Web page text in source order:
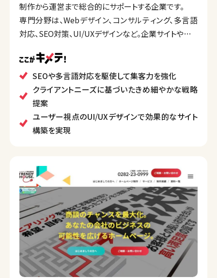
制作から運営まで総合的にサポートする企業です。
専門分野は、Webデザイン、コンサルティング、多言語
対応、SEO対策、UI/UXデザインなど。企業サイトやオン
状況に応じて最適な戦略を提供します。
ユーザーの動向や費用対効果を考慮したプランニング
で、ブランド力向上と集客効果を図ることが強みです。
SEOや多言語対応を駆使して集客力を強化
クライアントニーズに基づいたきめ細やかな戦略
提案
ユーザー視点のUI/UXデザインで効果的なサイト
構築を実現